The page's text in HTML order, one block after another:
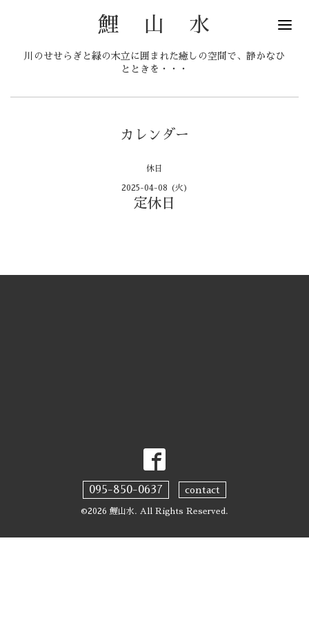
鯉 山 水
川のせせらぎと緑の木立に囲まれた癒しの空間で、静かなひ
とときを・・・
カレンダー
休日
2025-04-08 (火)
定休日
095-850-0637 contact
©2026 鯉山水. All Rights Reserved.